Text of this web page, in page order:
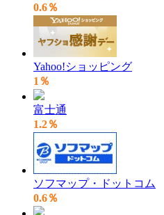
0.6％
Yahoo!ショッピング
1％
富士通
1.2％
ソフマップ・ドットコム
0.6％